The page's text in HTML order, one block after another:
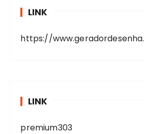
LINK
https://
LINK
premium303